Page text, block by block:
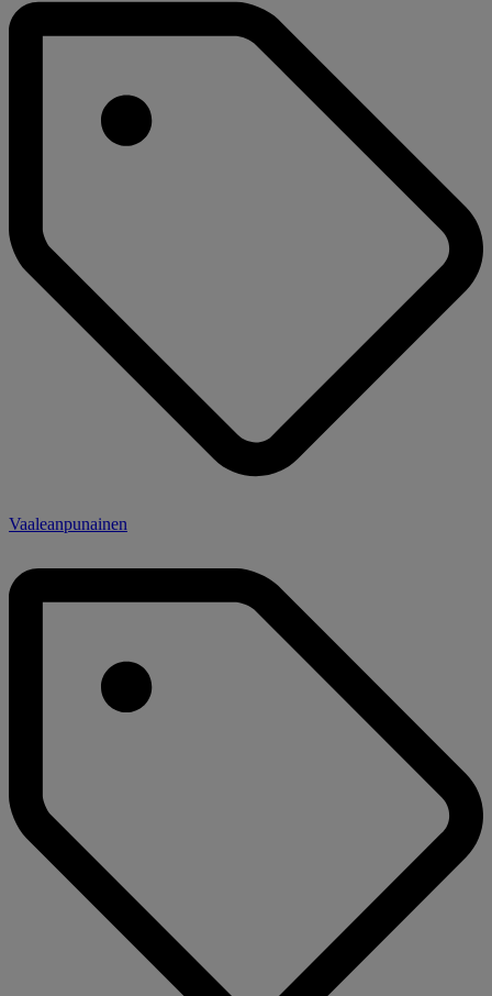
Vaaleanpunainen